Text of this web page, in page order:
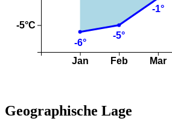
Geographische Lage